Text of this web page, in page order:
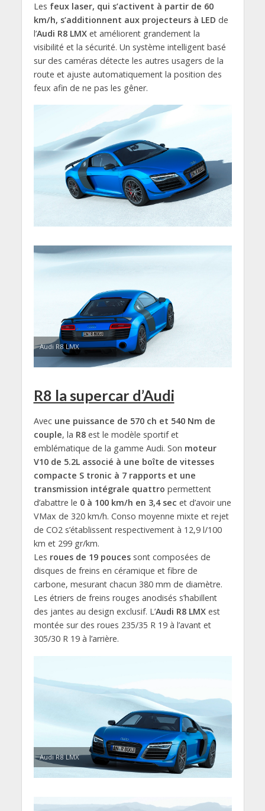
Les feux laser, qui s’activent à partir de 60
km/h, s’additionnent aux projecteurs à LED de
l’Audi R8 LMXet améliorent grandement la
visibilité et la sécurité. Un système intelligent basé
sur des caméras détecte les autres usagers de la
route et ajuste automatiquement la position des
feux afin de ne pas les gêner.
Audi R8 LMX
R8 la supercar d’Audi
Avec une puissance de 570 ch et 540 Nm de
couple, la R8est le modèle sportif et
emblématique de la gamme Audi. Son moteur
V10 de 5.2L associé à une boîte de vitesses
compacte S tronic à 7 rapports et une
transmission intégrale quattro permettent
d’abattre le 0 à 100 km/h en 3,4 sec et d’avoir une
VMax de 320 km/h. Conso moyenne mixte et rejet
de CO2 s’établissent respectivement à 12,9 l/100
km et 299 gr/km.
Les roues de 19 poucessont composées de
disques de freins en céramique et fibre de
carbone, mesurant chacun 380 mm de diamètre.
Les étriers de freins rouges anodisés s’habillent
des jantes au design exclusif. L’Audi R8 LMXest
montée sur des roues 235/35 R 19 à l’avant et
305/30 R 19 à l’arrière.
Audi R8 LMX